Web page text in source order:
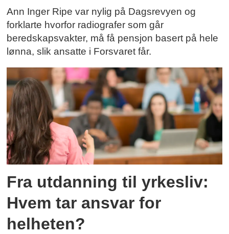
Ann Inger Ripe var nylig på Dagsrevyen og
forklarte hvorfor radiografer som går
beredskapsvakter, må få pensjon basert på hele
lønna, slik ansatte i Forsvaret får.
Fra utdanning til yrkesliv:
Hvem tar ansvar for
helheten?